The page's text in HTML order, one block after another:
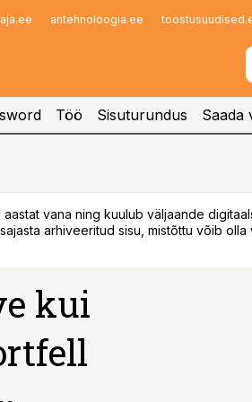
aritehnoloogia.ee
Töö Sisuturundus Saada
vana ning kuulub väljaande
arhiveeritud sisu, mistõttu võib olla
kui